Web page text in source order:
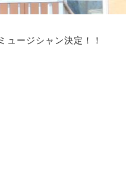
ミュージシャン決定！！